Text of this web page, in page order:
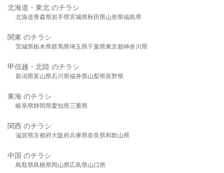
北海道・東北 のチラシ
北海道青森県岩手県宮城県秋田県山形県福島県
関東 のチラシ
茨城県栃木県群馬県埼玉県千葉県東京都神奈川県
甲信越・北陸 のチラシ
新潟県富山県石川県福井県山梨県長野県
東海 のチラシ
岐阜県静岡県愛知県三重県
関西 のチラシ
滋賀県京都府大阪府兵庫県奈良県和歌山県
中国 のチラシ
鳥取県島根県岡山県広島県山口県